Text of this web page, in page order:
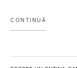
convingere.
să uit de vechile
CONTINUĂ